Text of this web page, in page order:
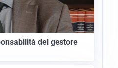
del gestore